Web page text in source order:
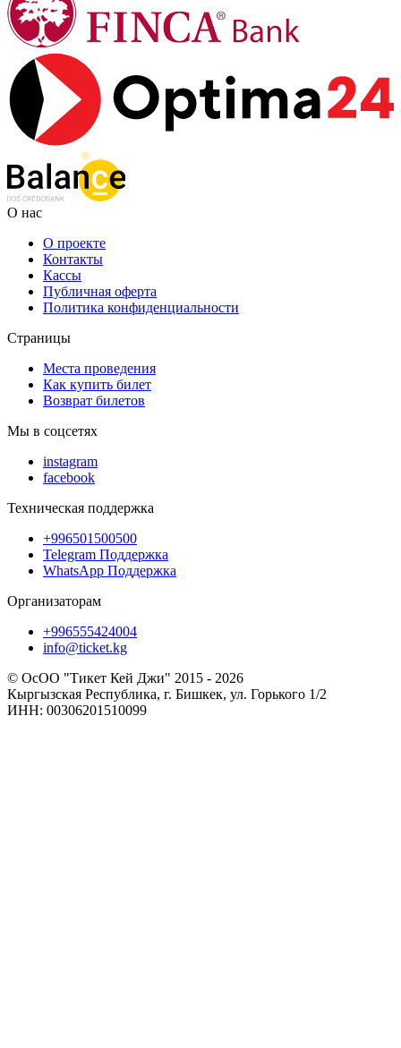
О нас
О проекте
Контакты
Кассы
Публичная оферта
Политика конфиденциальности
Страницы
Места проведения
Как купить билет
Возврат билетов
Мы в соцсетях
instagram
facebook
Техническая поддержка
+996501500500
Telegram Поддержка
WhatsApp Поддержка
Организаторам
+996555424004
info@ticket.kg
© ОсОО "Тикет Кей Джи" 2015 - 2026
Кыргызская Республика, г. Бишкек, ул. Горького 1/2
ИНН: 00306201510099